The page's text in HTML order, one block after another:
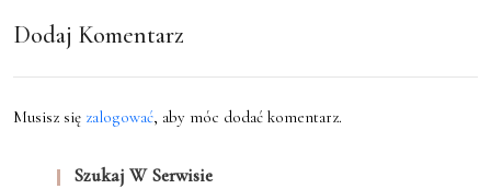
odar
czą.
Dodaj Komentarz
Musisz się zalogować, aby móc dodać komentarz.
Szukaj W Serwisie